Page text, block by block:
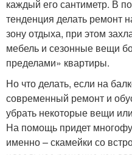
каждый его сантиметр. В
тенденция делать ремонт
зону отдыха, при этом
мебель и сезонные вещи
пределами» квартиры.
Но что делать, если на
современный ремонт и
убрать некоторые вещи
На помощь придет
именно – скамейки со